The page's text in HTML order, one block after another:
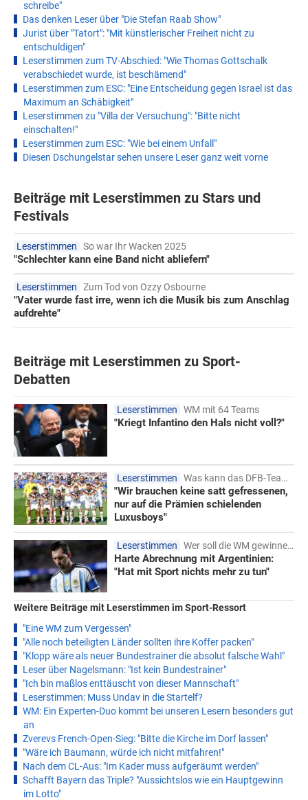
schreibe"
Das denken Leser über "Die Stefan Raab Show"
Jurist über "Tatort": "Mit künstlerischer Freiheit nicht zu
entschuldigen"
Leserstimmen zum TV-Abschied: "Wie Thomas Gottschalk
verabschiedet wurde, ist beschämend"
Leserstimmen zum ESC: "Eine Entscheidung gegen Israel ist das
Maximum an Schäbigkeit"
Leserstimmen zu "Villa der Versuchung": "Bitte nicht
einschalten!"
Leserstimmen zum ESC: "Wie bei einem Unfall"
Diesen Dschungelstar sehen unsere Leser ganz weit vorne
Beiträge mit Leserstimmen zu Stars und
Festivals
Leserstimmen So war Ihr Wacken 2025
"Schlechter kann eine Band nicht abliefern"
Leserstimmen Zum Tod von Ozzy Osbourne
"Vater wurde fast irre, wenn ich die Musik bis zum Anschlag
aufdrehte"
Beiträge mit Leserstimmen zu Sport-
Debatten
Leserstimmen WM mit 64 Teams
"Kriegt Infantino den Hals nicht voll?"
Leserstimmen Was kann das DFB-Team lernen?
"Wir brauchen keine satt gefressenen,
nur auf die Prämien schielenden
Luxusboys"
Leserstimmen Wer soll die WM gewinnen?
Harte Abrechnung mit Argentinien:
"Hat mit Sport nichts mehr zu tun"
Weitere Beiträge mit Leserstimmen im Sport-Ressort
"Eine WM zum Vergessen"
"Alle noch beteiligten Länder sollten ihre Koffer packen"
"Klopp wäre als neuer Bundestrainer die absolut falsche Wahl"
Leser über Nagelsmann: "Ist kein Bundestrainer"
"Ich bin maßlos enttäuscht von dieser Mannschaft"
Leserstimmen: Muss Undav in die Startelf?
WM: Ein Experten-Duo kommt bei unseren Lesern besonders gut
an
Zverevs French-Open-Sieg: "Bitte die Kirche im Dorf lassen"
"Wäre ich Baumann, würde ich nicht mitfahren!"
Nach dem CL-Aus: "Im Kader muss aufgeräumt werden"
Schafft Bayern das Triple? "Aussichtslos wie ein Hauptgewinn
im Lotto"